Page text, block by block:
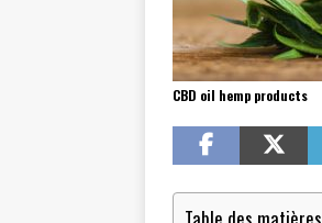
CBD oil hemp products